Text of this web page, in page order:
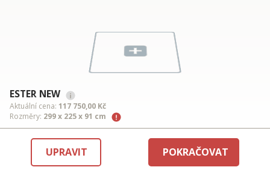
ESTER NEW
Aktuální cena: 117 750,00 Kč
Rozměry: 299 x 225 x 91 cm
UPRAVIT POKRAČOVAT